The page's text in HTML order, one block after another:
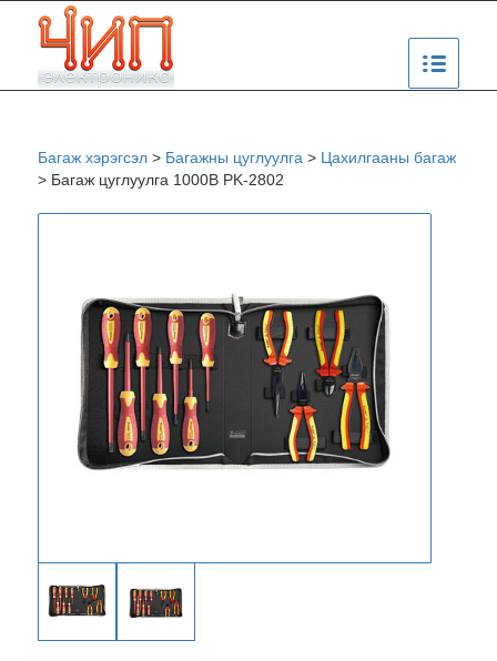
Багаж хэрэгсэл> Багажны цуглуулга > Цахилгааны багаж
> Багаж цуглуулга 1000В PK-2802